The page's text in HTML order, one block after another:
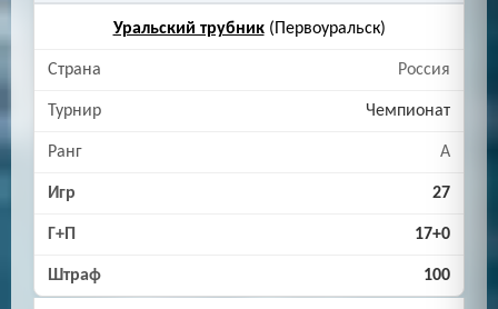
Уральский трубник(Первоуральск)
Россия
Чемпионат
A
27
17+0
100